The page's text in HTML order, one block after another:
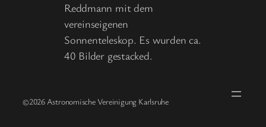
Reddmann mit dem
vereinseigenen
Sonnenteleskop. Es wurden ca.
40 Bilder gestacked.
©2026 Astronomische Vereinigung Karlsruhe